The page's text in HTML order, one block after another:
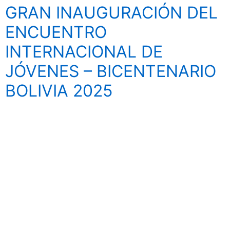
GRAN INAUGURACIÓN DEL
ENCUENTRO
INTERNACIONAL DE
JÓVENES – BICENTENARIO
BOLIVIA 2025